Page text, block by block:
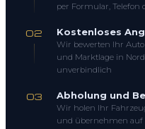
per Formular, Telefon
02 Kostenloses
Wir bewerten Ihr
und Marktlage in
unverbindlich
03 Abholung und
Wir holen Ihr
und übernehmen